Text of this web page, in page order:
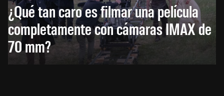
¿Qué tan caro es filmar una película
completamente con cámaras IMAX de
70 mm?